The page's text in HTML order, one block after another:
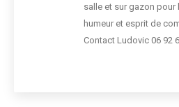
salle et sur gazon pour
humeur et esprit de
Contact Ludovic 06 92